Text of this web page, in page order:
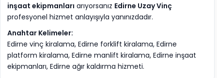
inşaat ekipmanları arıyorsanız Edirne Uzay Vinç
profesyonel hizmet anlayışıyla yanınızdadır.
Anahtar Kelimeler:
Edirne vinç kiralama, Edirne forklift kiralama, Edirne
platform kiralama, Edirne manlift kiralama, Edirne inşaat
ekipmanları, Edirne ağır kaldırma hizmeti.